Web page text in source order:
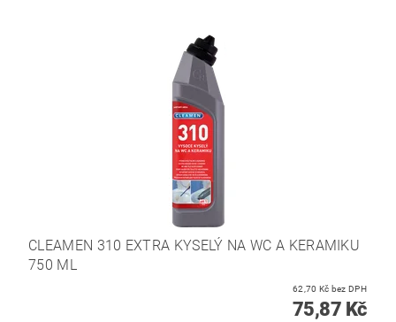
CLEAMEN 310 EXTRA KYSELÝ NA WC A KERAMIKU
750 ML
62,70 Kč bez DPH
75,87 Kč